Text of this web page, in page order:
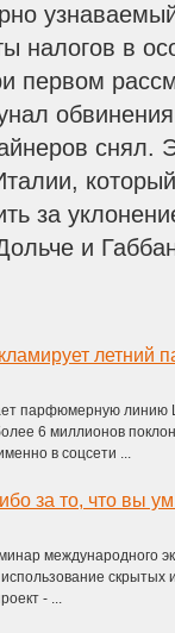
налогов в
первом
снял.
за
и
летний
парфюмерную линию
6 миллионов
в соцсети ...
за то, что вы
международного
скрытых
- ...